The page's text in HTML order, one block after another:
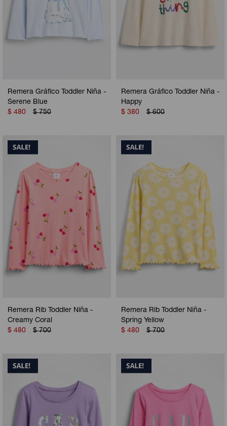
Remera Gráfico Toddler Niña -
Serene Blue
$ 480 $ 750
Remera Gráfico Toddler Niña -
Happy
$ 380 $ 600
Remera Rib Toddler Niña -
Creamy Coral
$ 480 $ 700
Remera Rib Toddler Niña -
Spring Yellow
$ 480 $ 700